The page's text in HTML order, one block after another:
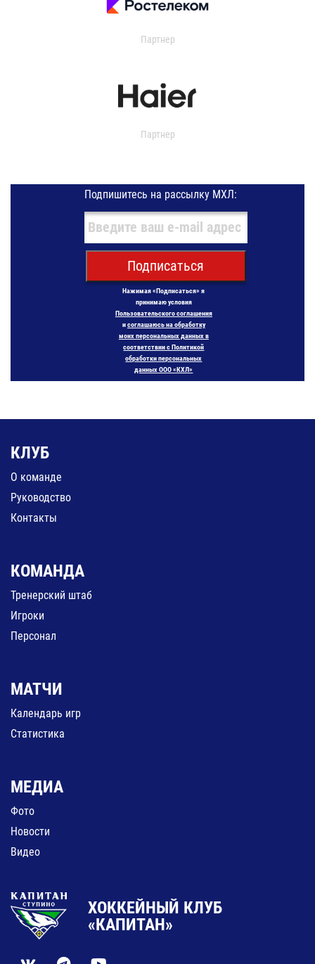
Партнер
Партнер
Подпишитесь на рассылку МХЛ:
Подписаться
Нажимая «Подписаться» я
принимаю условия
Пользовательского соглашения
исоглашаюсь на обработку
моих персональных данных в
соответствии с Политикой
обработки персональных
данных ООО «КХЛ»
КЛУБ
О команде
Руководство
Контакты
КОМАНДА
Тренерский штаб
Игроки
Персонал
МАТЧИ
Календарь игр
Статистика
МЕДИА
Фото
Новости
Видео
ХОККЕЙНЫЙ КЛУБ
«КАПИТАН»